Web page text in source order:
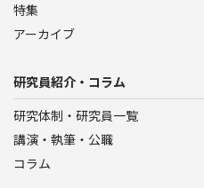
特集
アーカイブ
研究員紹介・コラム
研究体制・研究員一覧
講演・執筆・公職
コラム